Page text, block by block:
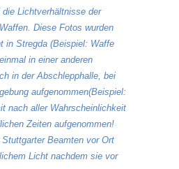
Lichtverhältnisse der
Diese Fotos wurden
in Stregda (Beispiel: Waffe
in einer anderen
in der Abschlepphalle, bei
aufgenommen(Beispiel:
nach aller Wahrscheinlichkeit
Zeiten aufgenommen!
Beamten vor Ort
Licht nachdem sie vor